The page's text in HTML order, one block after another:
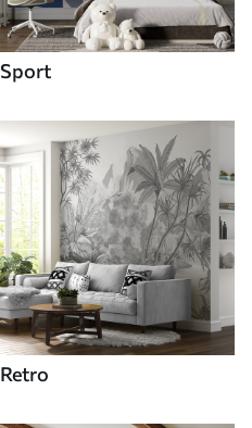
Sport
Retro